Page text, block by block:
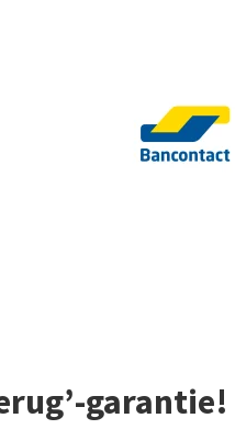
garantie!